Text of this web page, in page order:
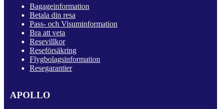
Bagageinformation
Betala din resa
Pass- och Visuminformation
Bra att veta
Resevillkor
Reseförsäkring
Flygbolagsinformation
Resegarantier
APOLLO